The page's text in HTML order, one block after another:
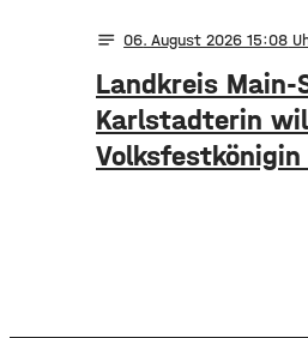
notes 06. August 2026 15:08
Landkreis Main-
Karlstadterin